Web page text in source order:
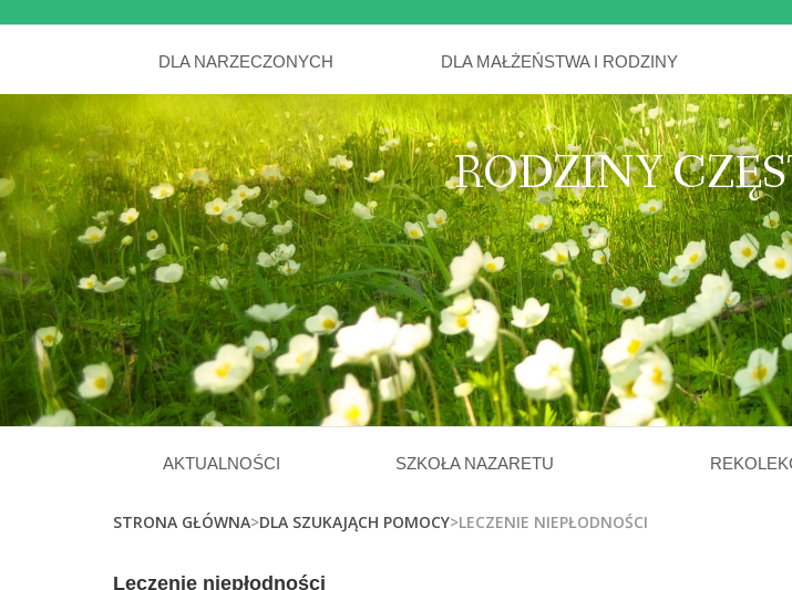
DLA NARZECZONYCH DLA MAŁŻEŃSTWA I RODZINY
RODZINY
AKTUALNOŚCI SZKOŁA NAZARETU
STRONA GŁÓWNA>DLA SZUKAJĄCH POMOCY>LECZENIE NIEPŁODNOŚCI
Leczenie niepłodności